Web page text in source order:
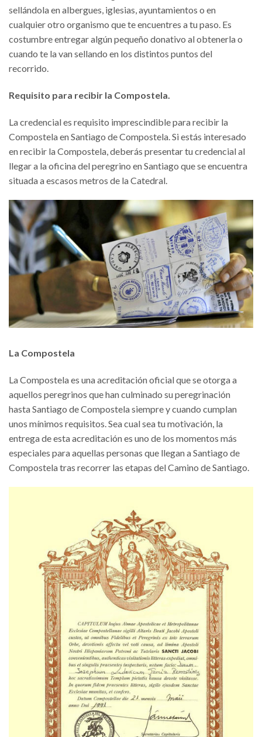
sellándola en albergues, iglesias, ayuntamientos o en
cualquier otro organismo que te encuentres a tu paso. Es
costumbre entregar algún pequeño donativo al obtenerla o
cuando te la van sellando en los distintos puntos del
recorrido.
Requisito para recibir la Compostela.
La credencial es requisito imprescindible para recibir la
Compostela en Santiago de Compostela. Si estás interesado
en recibir la Compostela, deberás presentar tu credencial al
llegar a la oficina del peregrino en Santiago que se encuentra
situada a escasos metros de la Catedral.
La Compostela
La Compostela es una acreditación oficial que se otorga a
aquellos peregrinos que han culminado su peregrinación
hasta Santiago de Compostela siempre y cuando cumplan
unos mínimos requisitos. Sea cual sea tu motivación, la
entrega de esta acreditación es uno de los momentos más
especiales para aquellas personas que llegan a Santiago de
Compostela tras recorrer las etapas del Camino de Santiago.